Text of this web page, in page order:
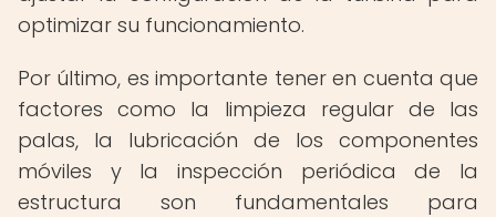
optimizar su funcionamiento.
Por último, es importante tener en cuenta que
factores como la limpieza regular de las
palas, la lubricación de los componentes
móviles y la inspección periódica de la
estructura son fundamentales para